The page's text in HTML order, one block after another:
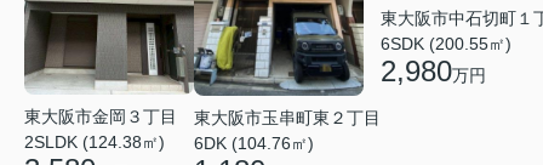
東大阪市金岡３丁目
2SLDK (124.38㎡)
東大阪市玉串町東２丁目
6DK (104.76㎡)
東大阪市中石切町１
6SDK (200.55㎡)
2,980万円